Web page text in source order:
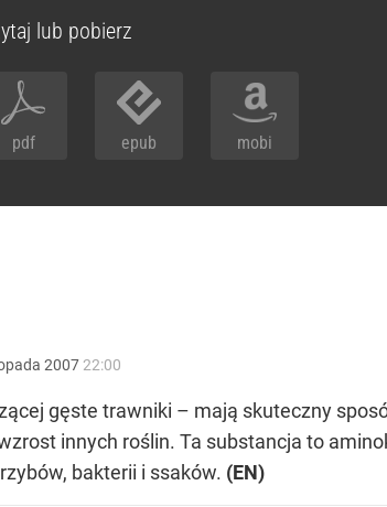
lub pobierz
pdf epub mobi
2007 22:00
gęste trawniki – mają skuteczny
innych roślin. Ta substancja to
bakterii i ssaków. (EN)